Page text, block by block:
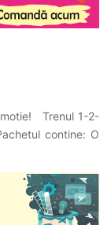
Trenul 1-2-
contine: O